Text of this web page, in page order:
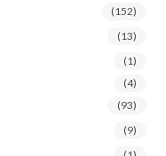
(152)
(13)
(1)
(4)
(93)
(9)